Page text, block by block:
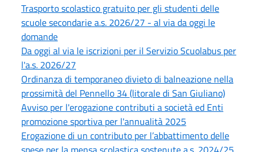
Trasporto scolastico gratuito per gli studenti delle
scuole secondarie a.s. 2026/27 - al via da oggi le
domande
Da oggi al via le iscrizioni per il Servizio Scuolabus per
l'a.s. 2026/27
Ordinanza di temporaneo divieto di balneazione nella
prossimità del Pennello 34 (litorale di San Giuliano)
Avviso per l'erogazione contributi a società ed Enti
promozione sportiva per l'annualità 2025
Erogazione di un contributo per l’abbattimento delle